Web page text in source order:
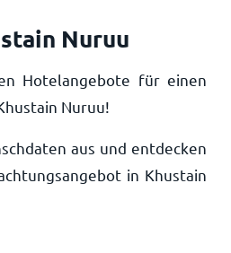
Nuruu
Hotelangebote für einen
Nuruu!
aus und entdecken
in Khustain